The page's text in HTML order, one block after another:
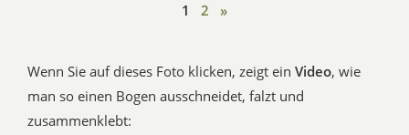
1 2 »
Wenn Sie auf dieses Foto klicken, zeigt ein Video, wie
man so einen Bogen ausschneidet, falzt und
zusammenklebt: